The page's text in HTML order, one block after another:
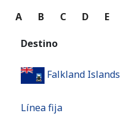
A B C D E
Destino
Falkland Islands
Línea fija